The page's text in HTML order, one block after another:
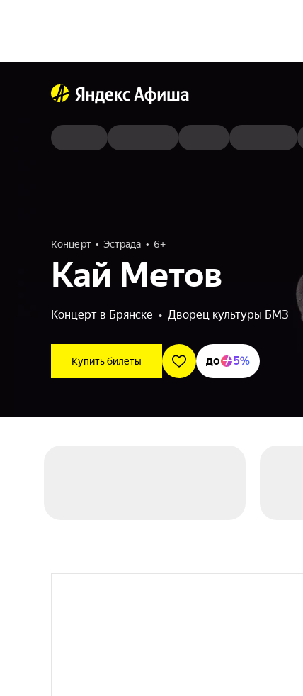
Концерт Эстрада 6+
Кай Метов
Концерт в Брянске • Дворец культуры БМЗ
Купить билеты до 5%